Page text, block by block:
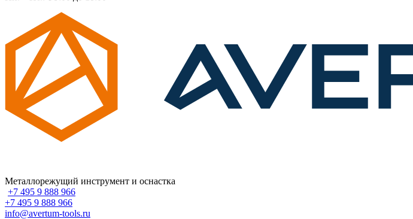
Металлорежущий инструмент и оснастка
+7 495 9 888 966
+7 495 9 888 966
info@avertum-tools.ru